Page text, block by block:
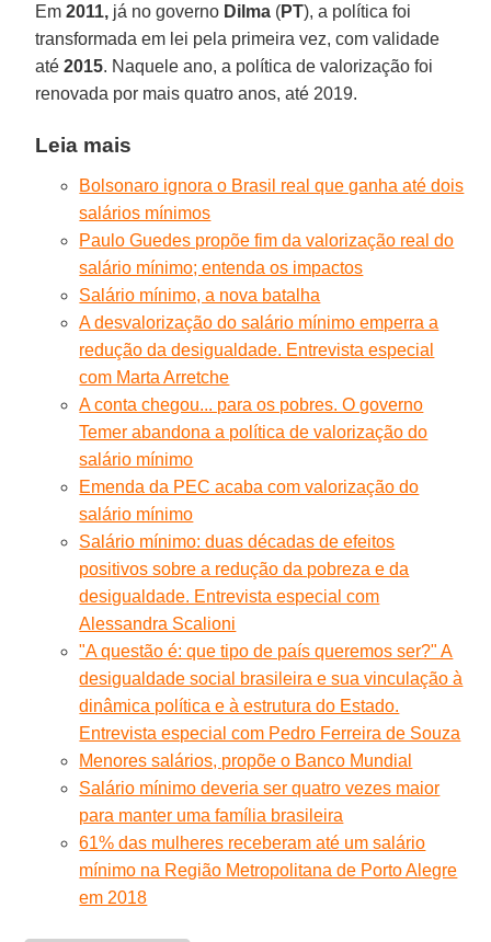
Em2011, já no governo Dilma (PT), a política foi
transformada em lei pela primeira vez, com validade
até2015. Naquele ano, a política de valorização foi
renovada por mais quatro anos, até 2019.
Leia mais
Bolsonaro ignora o Brasil real que ganha até dois
salários mínimos
Paulo Guedes propõe fim da valorização real do
salário mínimo; entenda os impactos
Salário mínimo, a nova batalha
A desvalorização do salário mínimo emperra a
redução da desigualdade. Entrevista especial
com Marta Arretche
A conta chegou... para os pobres. O governo
Temer abandona a política de valorização do
salário mínimo
Emenda da PEC acaba com valorização do
salário mínimo
Salário mínimo: duas décadas de efeitos
positivos sobre a redução da pobreza e da
desigualdade. Entrevista especial com
Alessandra Scalioni
"A questão é: que tipo de país queremos ser?" A
desigualdade social brasileira e sua vinculação à
dinâmica política e à estrutura do Estado.
Entrevista especial com Pedro Ferreira de Souza
Menores salários, propõe o Banco Mundial
Salário mínimo deveria ser quatro vezes maior
para manter uma família brasileira
61% das mulheres receberam até um salário
mínimo na Região Metropolitana de Porto Alegre
em 2018